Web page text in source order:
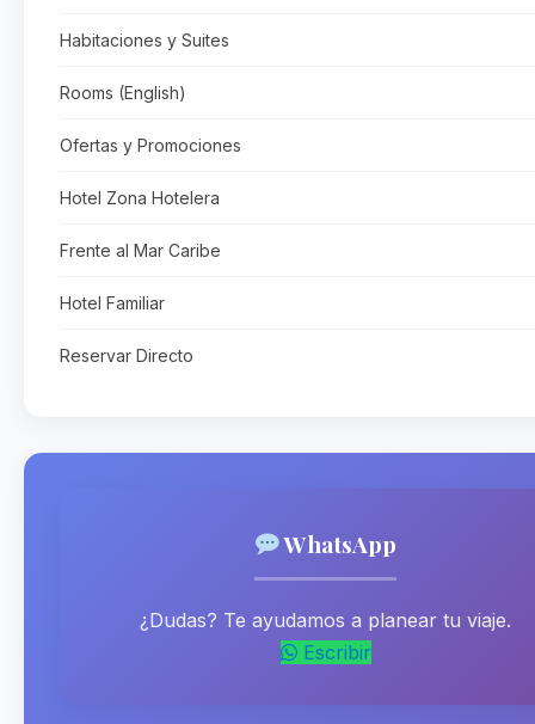
Habitaciones y Suites
Rooms (English)
Ofertas y Promociones
Hotel Zona Hotelera
Frente al Mar Caribe
Hotel Familiar
Reservar Directo
WhatsApp
¿Dudas? Te ayudamos a planear tu viaje.
Escribir